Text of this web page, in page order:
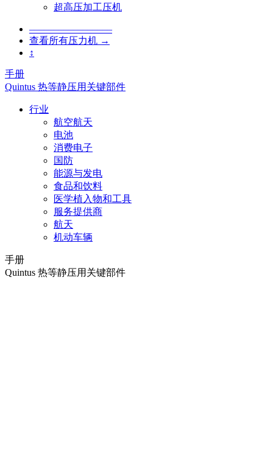
超高压加工压机
–––––––––––––––––
查看所有压力机 →
↕
手册
Quintus 热等静压用关键部件
行业
航空航天
电池
消费电子
国防
能源与发电
食品和饮料
医学植入物和工具
服务提供商
航天
机动车辆
手册
Quintus 热等静压用关键部件